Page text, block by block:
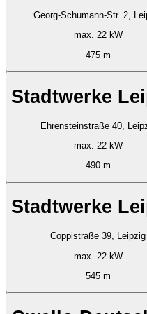
Georg-Schumann-Str. 2,
max. 22 kW
475 m
Stadtwerke
Ehrensteinstraße 40,
max. 22 kW
490 m
Stadtwerke
Coppistraße 39, Leipzig
max. 22 kW
545 m